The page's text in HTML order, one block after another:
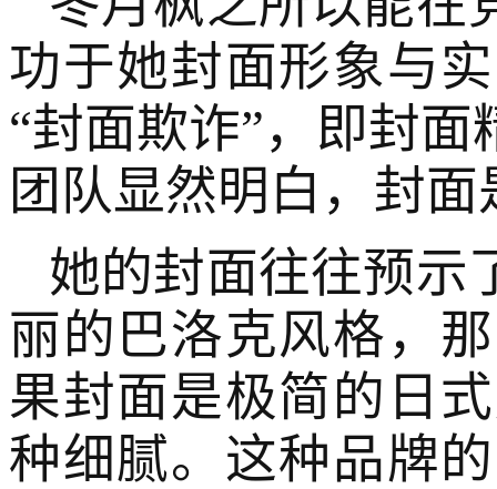
功于她封面形象与
“封面欺诈”，即封
团队显然明白，封
她的封面往往预示
丽的巴洛克风格，
果封面是极简的日
种细腻。这种品牌